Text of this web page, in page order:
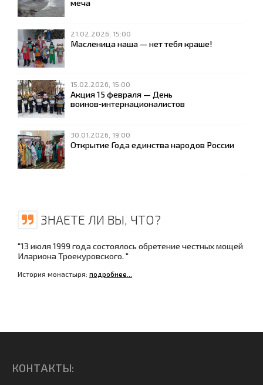
меча
21.02.2026, 15:00
Масленица наша — нет тебя краше!
15.02.2026, 15:00
Акция 15 февраля — День
воинов‑интернационалистов
30.01.2026, 19:00
Открытие Года единства народов России
ЗНАЕТЕ ЛИ ВЫ, ЧТО?
"13 июля 1999 года состоялось обретение честных мощей
Илариона Троекуровского. "
История монастыря: подробнее...
КОНТАКТЫ: